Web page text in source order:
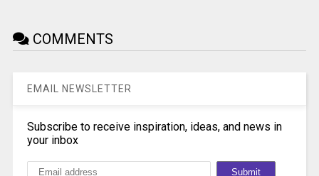
COMMENTS
EMAIL NEWSLETTER
Subscribe to receive inspiration, ideas, and news in
your inbox